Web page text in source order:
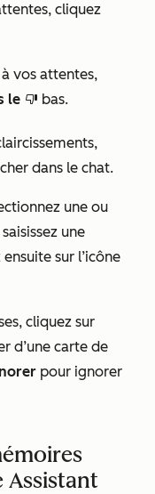
cliquez
vos attentes,
le thumbsDownIcon bas.
dans le chat.
une ou
une
ensuite sur l’icône
cliquez sur
d’une carte de
pour ignorer
Assistant